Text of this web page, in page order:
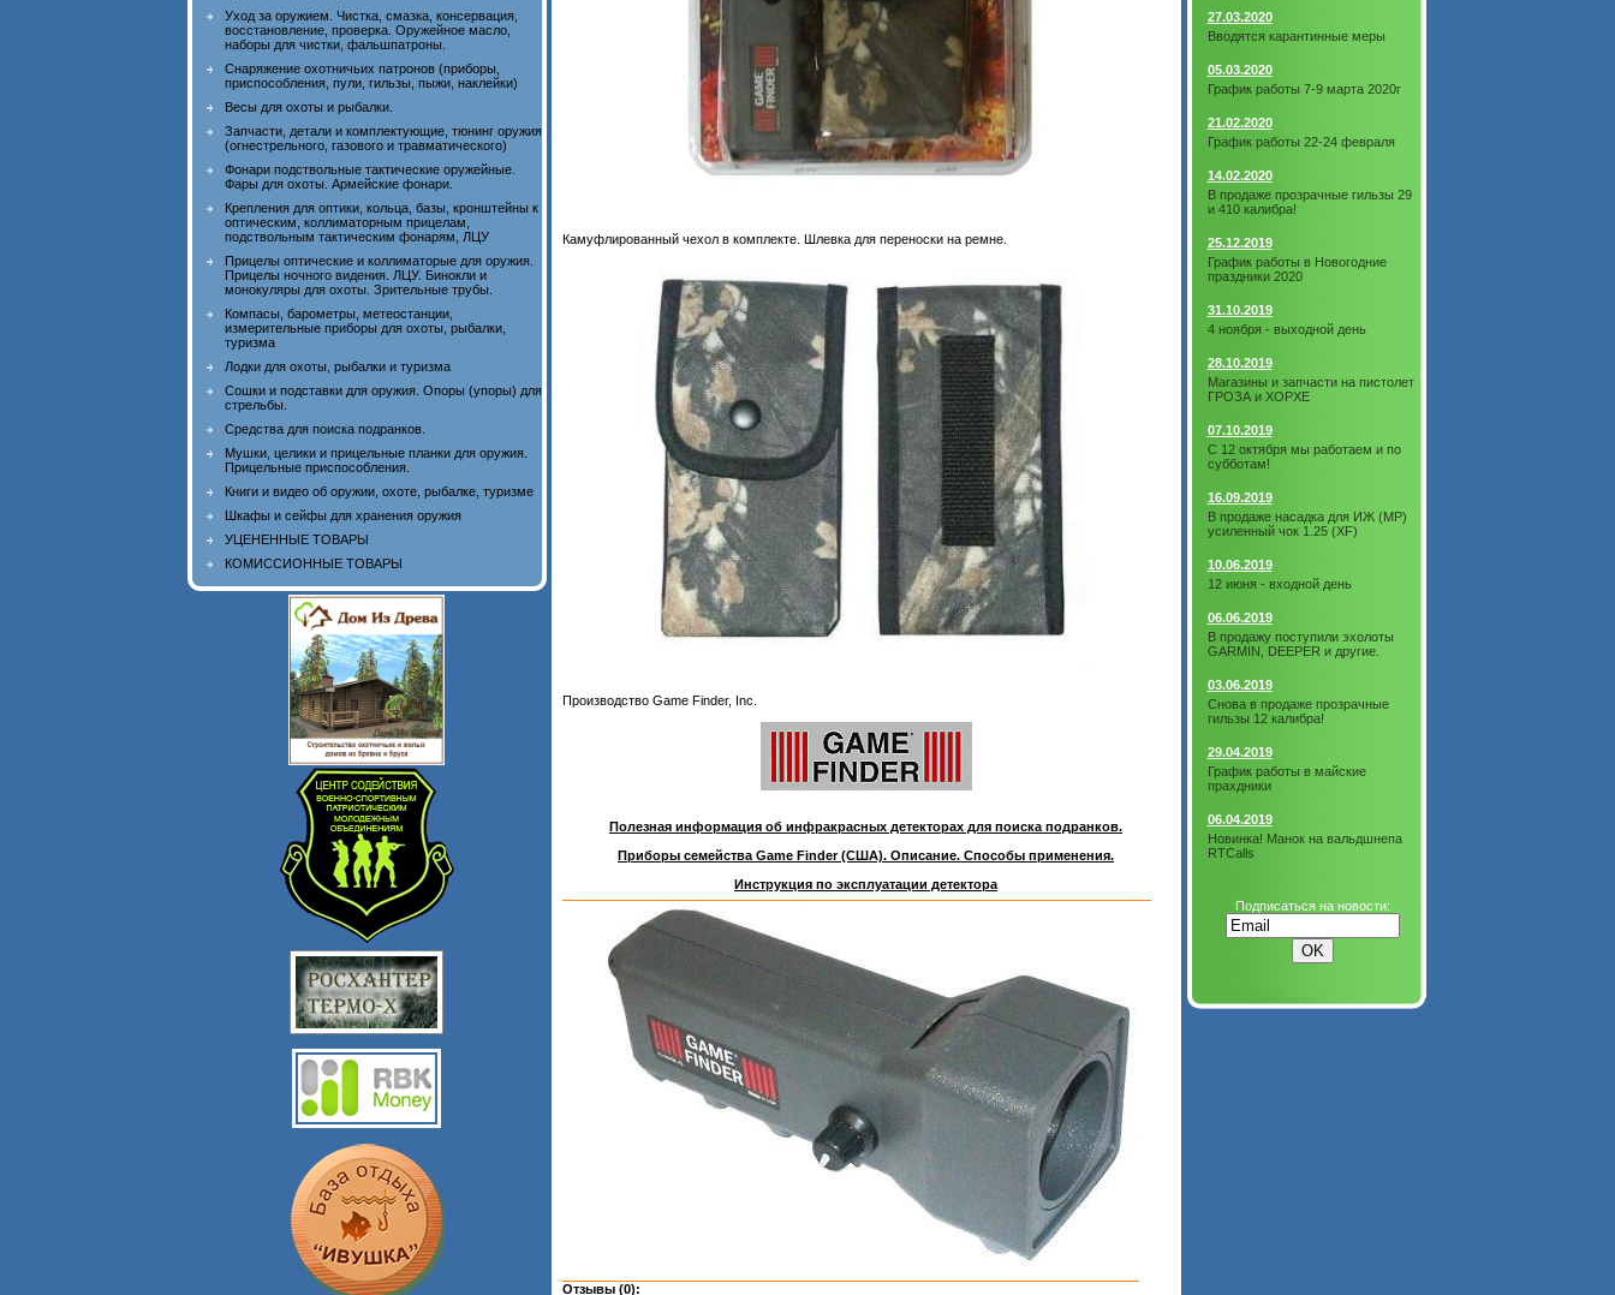
Уход за оружием. Чистка, смазка, консервация,
восстановление, проверка. Оружейное масло,
наборы для чистки, фальшпатроны.
Снаряжение охотничьих патронов (приборы,
приспособления, пули, гильзы, пыжи, наклейки)
Весы для охоты и рыбалки.
Запчасти, детали и комплектующие, тюнинг оружия
(огнестрельного, газового и травматического)
Фонари подствольные тактические оружейные.
Фары для охоты. Армейские фонари.
Крепления для оптики, кольца, базы, кронштейны к
оптическим, коллиматорным прицелам,
подствольным тактическим фонарям, ЛЦУ
Прицелы оптические и коллиматорые для оружия.
Прицелы ночного видения. ЛЦУ. Бинокли и
монокуляры для охоты. Зрительные трубы.
Компасы, барометры, метеостанции,
измерительные приборы для охоты, рыбалки,
туризма
Лодки для охоты, рыбалки и туризма
Сошки и подставки для оружия. Опоры (упоры) для
стрельбы.
Средства для поиска подранков.
Мушки, целики и прицельные планки для оружия.
Прицельные приспособления.
Книги и видео об оружии, охоте, рыбалке, туризме
Шкафы и сейфы для хранения оружия
УЦЕНЕННЫЕ ТОВАРЫ
КОМИССИОННЫЕ ТОВАРЫ
Камуфлированный чехол в комплекте. Шлевка для переноски на ремне.
Производство Game Finder, Inc.
Полезная информация об инфракрасных детекторах для поиска подранков.
Приборы семейства Game Finder (США). Описание. Способы применения.
Инструкция по эксплуатации детектора
Отзывы (0):
27.03.2020
Вводятся карантинные меры
05.03.2020
График работы 7-9 марта 2020г
21.02.2020
График работы 22-24 февраля
14.02.2020
В продаже прозрачные гильзы 29
и 410 калибра!
25.12.2019
График работы в Новогодние
праздники 2020
31.10.2019
4 ноября - выходной день
28.10.2019
Магазины и запчасти на пистолет
ГРОЗА и ХОРХЕ
07.10.2019
С 12 октября мы работаем и по
субботам!
16.09.2019
В продаже насадка для ИЖ (МР)
усиленный чок 1.25 (XF)
10.06.2019
12 июня - входной день
06.06.2019
В продажу поступили эхолоты
GARMIN, DEEPER и другие.
03.06.2019
Снова в продаже прозрачные
гильзы 12 калибра!
29.04.2019
График работы в майские
прахдники
06.04.2019
Новинка! Манок на вальдшнепа
RTCalls
Подписаться на новости: